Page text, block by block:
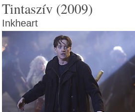
Tintaszív (2009)
Inkheart